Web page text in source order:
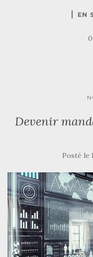
EN
Devenir
Posté le